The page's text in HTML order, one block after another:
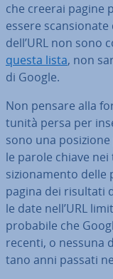
che creerai pagine
essere
dell’URL non
questa lista, non
di Google.
Non pensare alla
tu­ni­tà persa per
sono una
le parole chiave
si­zio­na­men­to delle
pagina dei risultati
le date nell’URL
probabile che
recenti, o nessuna
ta­no anni passati